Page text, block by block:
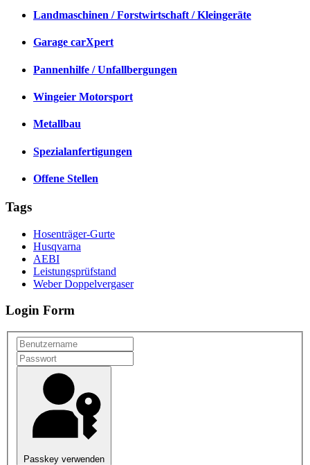
Landmaschinen / Forstwirtschaft / Kleingeräte
Garage carXpert
Pannenhilfe / Unfallbergungen
Wingeier Motorsport
Metallbau
Spezialanfertigungen
Offene Stellen
Tags
Hosenträger-Gurte
Husqvarna
AEBI
Leistungsprüfstand
Weber Doppelvergaser
Login Form
Passkey verwenden